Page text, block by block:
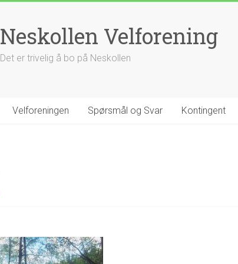
Neskollen Velforening
Det er trivelig å bo på Neskollen
Velforeningen Spørsmål og Svar Kontingent